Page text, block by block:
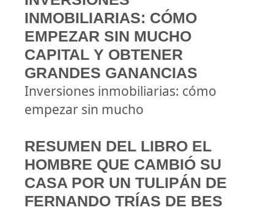
INMOBILIARIAS: CÓMO
EMPEZAR SIN MUCHO
CAPITAL Y OBTENER
GRANDES GANANCIAS
Inversiones inmobiliarias: cómo
empezar sin mucho
RESUMEN DEL LIBRO EL
HOMBRE QUE CAMBIÓ SU
CASA POR UN TULIPÁN DE
FERNANDO TRÍAS DE BES